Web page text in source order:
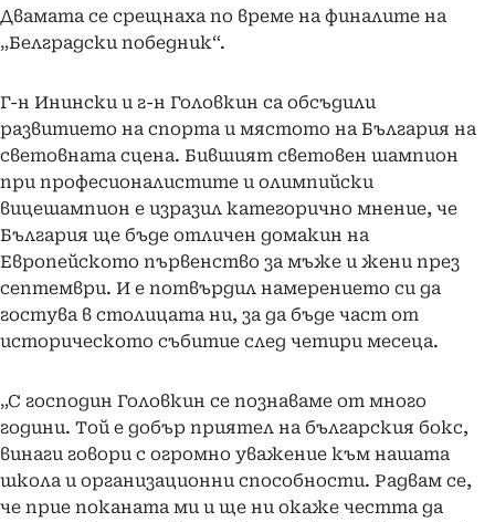
Двамата се срещнаха по време на финалите на
„Белградски победник“.
Г-н Инински и г-н Головкин са обсъдили
развитието на спорта и мястото на България на
световната сцена. Бившият световен шампион
при професионалистите и олимпийски
вицешампион е изразил категорично мнение, че
България ще бъде отличен домакин на
Европейското първенство за мъже и жени през
септември. И е потвърдил намерението си да
гостува в столицата ни, за да бъде част от
историческото събитие след четири месеца.
„С господин Головкин се познаваме от много
години. Той е добър приятел на българския бокс,
винаги говори с огромно уважение към нашата
школа и организационни способности. Радвам се,
че прие поканата ми и ще ни окаже честта да